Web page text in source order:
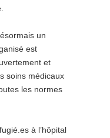
un
est
et
soins médicaux
les normes
à l’hôpital